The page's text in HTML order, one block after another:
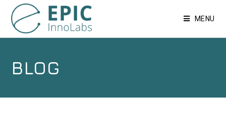
MENU
BLOG